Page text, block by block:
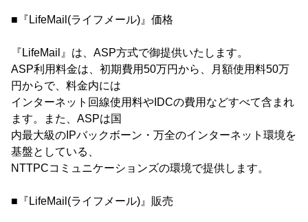
■『LifeMail(ライフメール)』価格
『LifeMail』は、ASP方式で御提供いたします。
ASP利用料金は、初期費用50万円から、月額使用料50万
円からで、料金内には
インターネット回線使用料やIDCの費用などすべて含まれ
ます。また、ASPは国
内最大級のIPバックボーン・万全のインターネット環境を
基盤としている、
NTTPCコミュニケーションズの環境で提供します。
■『LifeMail(ライフメール)』販売